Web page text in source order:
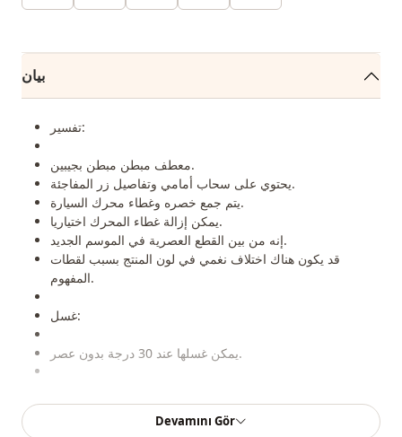
بيان
تفسير:
معطف مبطن مبطن بجيبين.
يحتوي على سحاب أمامي وتفاصيل زر المفاجئة.
يتم جمع خصره وغطاء محرك السيارة.
يمكن إزالة غطاء المحرك اختياريا.
إنه من بين القطع العصرية في الموسم الجديد.
قد يكون هناك اختلاف نغمي في لون المنتج بسبب لقطات
المفهوم.
غسل:
يمكن غسلها عند 30 درجة بدون عصر.
Devamını Gör